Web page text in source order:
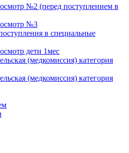
№2 (перед поступлением в
№3
в специальные
дети 1мес
(медкомиссия) категория
(медкомиссия) категория